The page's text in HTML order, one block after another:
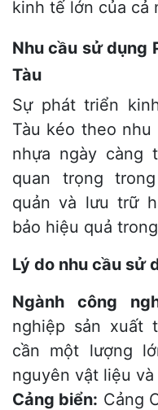
kinh tế lớn của cả
Nhu cầu sử dụng
Tàu
Sự phát triển
Tàu kéo theo
nhựa ngày càng
quan trọng
quản và lưu trữ
bảo hiệu quả
Lý do nhu cầu sử
Ngành công
nghiệp sản xuất
cần một lượng
nguyên vật liệu
Cảng biển: Cảng